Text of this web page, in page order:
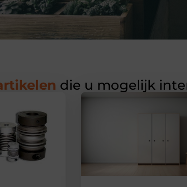
die u mogelijk